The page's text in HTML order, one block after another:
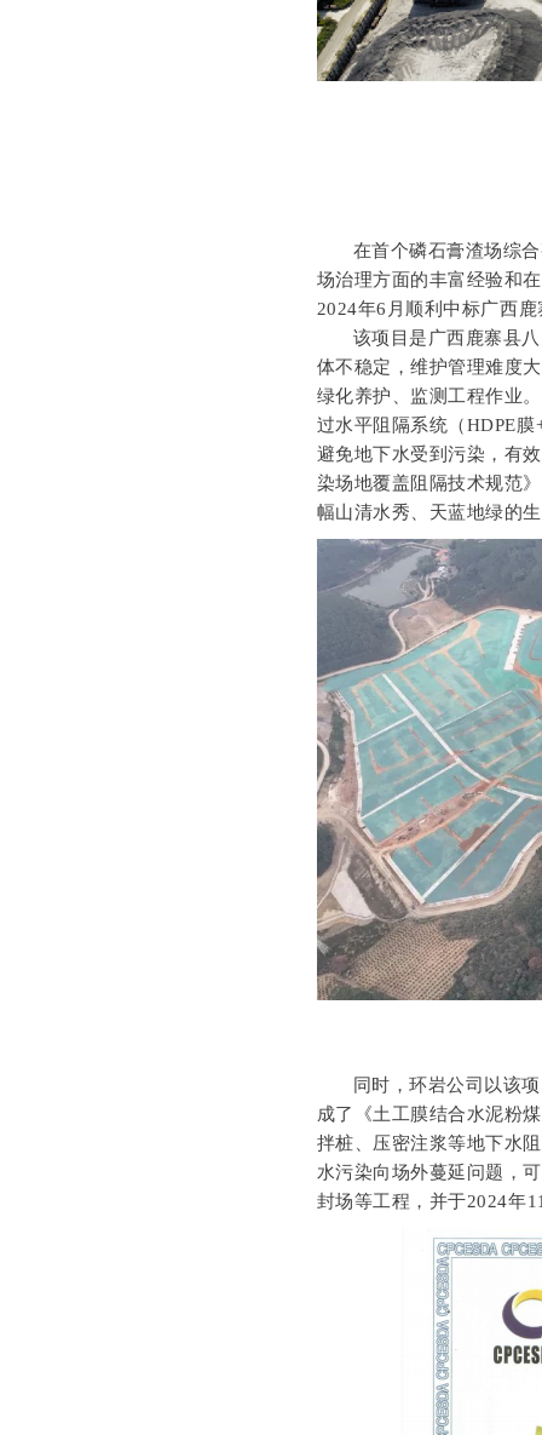
在首个磷石膏渣场综
场治理方面的丰富经验和
2024年6月顺利中标广西
该项目是广西鹿寨县
体不稳定，维护管理难度
绿化养护、监测工程作业
过水平阻隔系统（HDPE
避免地下水受到污染，有
染场地覆盖阻隔技术规范
幅山清水秀、天蓝地绿的
同时，环岩公司以该
成了《土工膜结合水泥粉
拌桩、压密注浆等地下水
水污染向场外蔓延问题，
封场等工程，并于2024年